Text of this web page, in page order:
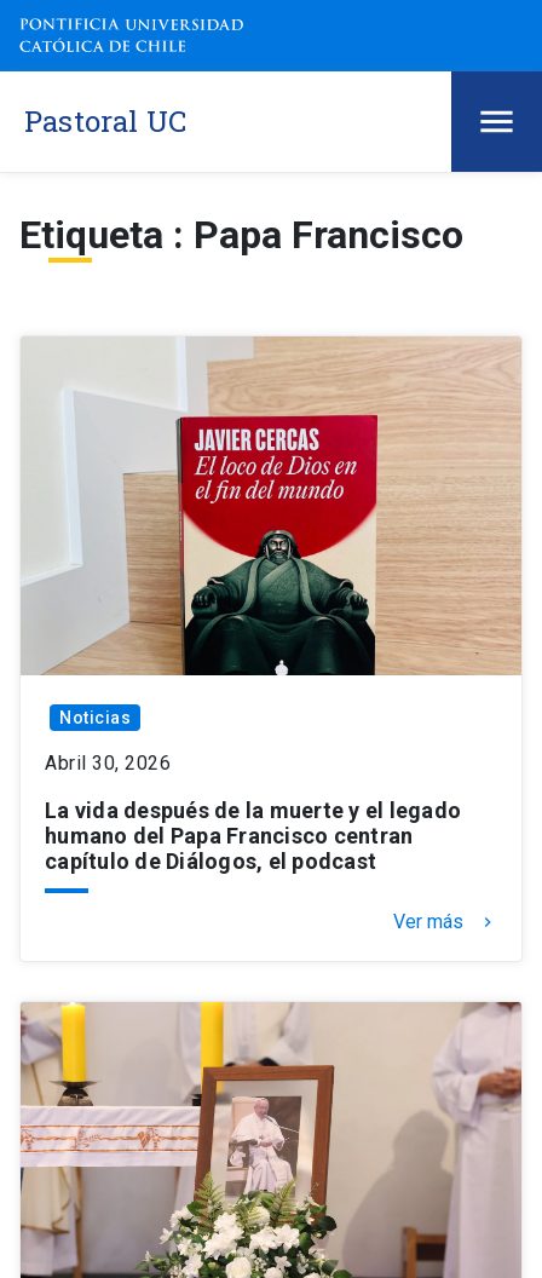
Pastoral UC
Etiqueta : Papa Francisco
Noticias
Abril 30, 2026
La vida después de la muerte y el legado
humano del Papa Francisco centran
capítulo de Diálogos, el podcast
Ver más keyboard_arrow_right